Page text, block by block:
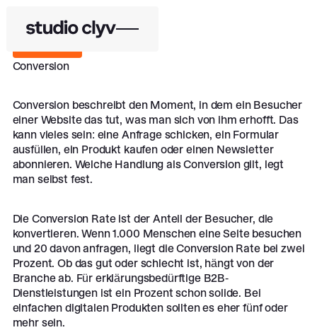
Zurück
Conversion
Conversion beschreibt den Moment, in dem ein Besucher
einer Website das tut, was man sich von ihm erhofft. Das
kann vieles sein: eine Anfrage schicken, ein Formular
ausfüllen, ein Produkt kaufen oder einen Newsletter
abonnieren. Welche Handlung als Conversion gilt, legt
man selbst fest.
Die Conversion Rate ist der Anteil der Besucher, die
konvertieren. Wenn 1.000 Menschen eine Seite besuchen
und 20 davon anfragen, liegt die Conversion Rate bei zwei
Prozent. Ob das gut oder schlecht ist, hängt von der
Branche ab. Für erklärungsbedürftige B2B-
Dienstleistungen ist ein Prozent schon solide. Bei
einfachen digitalen Produkten sollten es eher fünf oder
mehr sein.